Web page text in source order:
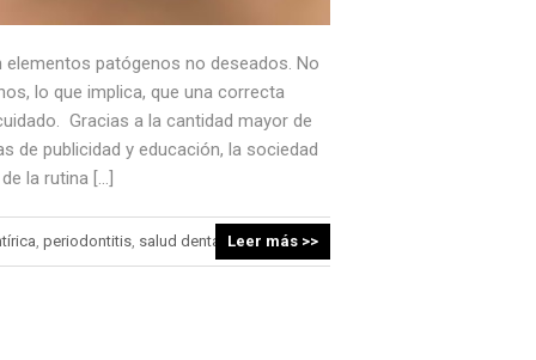
patógenos no deseados. No
lo que implica, que una correcta
Gracias a la cantidad mayor de
de publicidad y educación, la sociedad
la rutina […]
, periodontitis, salud dental Leer más >>